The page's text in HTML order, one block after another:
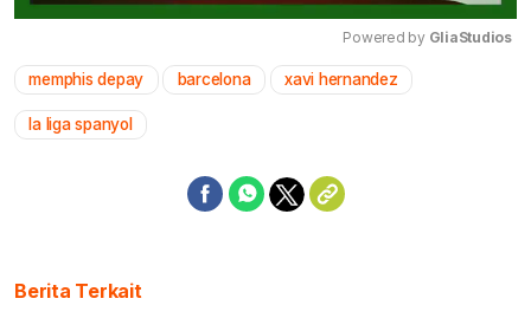
Powered by GliaStudios
memphis depay barcelona xavi hernandez
la liga spanyol
Berita Terkait